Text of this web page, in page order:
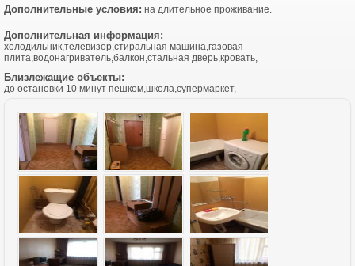
Дополнительные условия: на длительное проживание.
Дополнительная информация:
холодильник,телевизор,стиральная машина,газовая
плита,водонагриватель,балкон,стальная дверь,кровать,
Близлежащие объекты:
до остановки 10 минут пешком,школа,супермаркет,